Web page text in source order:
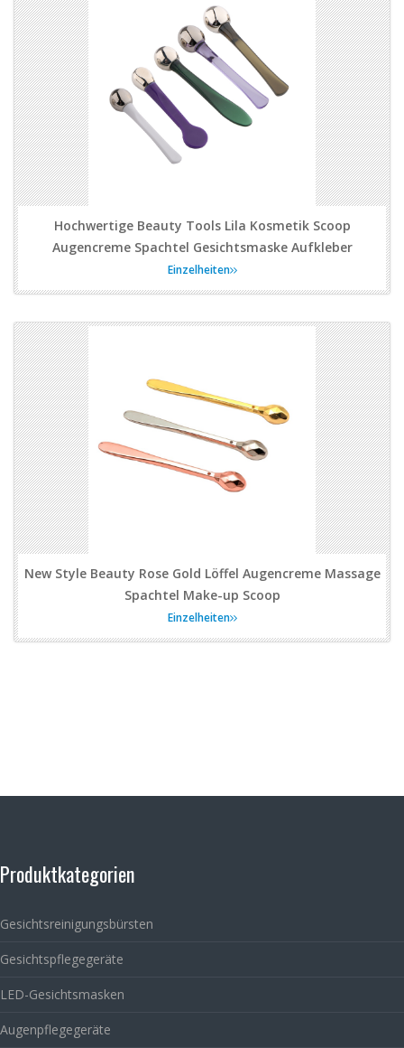
Hochwertige Beauty Tools Lila Kosmetik Scoop
Augencreme Spachtel Gesichtsmaske Aufkleber
Einzelheiten
New Style Beauty Rose Gold Löffel Augencreme Massage
Spachtel Make-up Scoop
Einzelheiten
Produktkategorien
Gesichtsreinigungsbürsten
Gesichtspflegegeräte
LED-Gesichtsmasken
Augenpflegegeräte